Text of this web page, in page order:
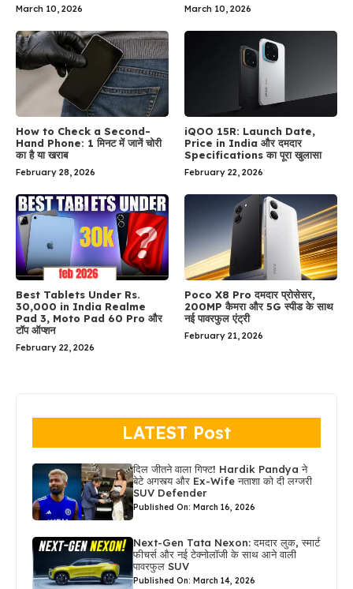
March 10, 2026 March 10, 2026
How to Check a Second-
Hand Phone: 1 मिनट में जानें चोरी
का है या खराब
February 28, 2026
iQOO 15R: Launch Date,
Price in India और दमदार
Specifications का पूरा खुलासा
February 22, 2026
Best Tablets Under Rs.
30,000 in India Realme
Pad 3, Moto Pad 60 Pro और
टॉप ऑप्शन
February 22, 2026
Poco X8 Pro दमदार प्रोसेसर,
200MP कैमरा और 5G स्पीड के साथ
नई पावरफुल एंट्री
February 21, 2026
LATEST Post
दिल जीतने वाला गिफ्ट! Hardik Pandya ने
बेटे अगस्त्य और Ex-Wife नताशा को दी लग्जरी
SUV Defender
Published On: March 16, 2026
Next-Gen Tata Nexon: दमदार लुक, स्मार्ट
फीचर्स और नई टेक्नोलॉजी के साथ आने वाली
पावरफुल SUV
Published On: March 14, 2026